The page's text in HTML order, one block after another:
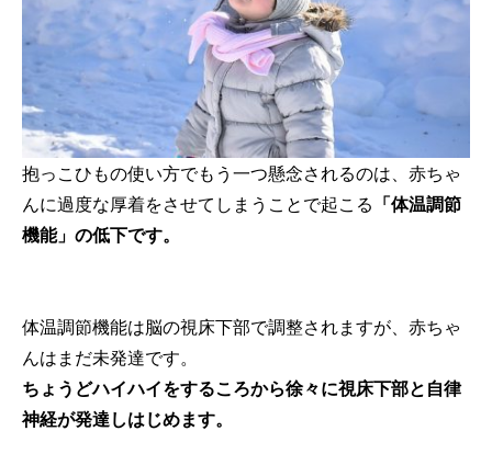
抱っこひもの使い方でもう一つ懸念されるのは、赤ちゃ
んに過度な厚着をさせてしまうことで起こる 「体温調節
機能」の低下です。
体温調節機能は脳の視床下部で調整されますが、赤ちゃ
んはまだ未発達です。
ちょうどハイハイをするころから徐々に視床下部と自律
神経が発達しはじめます。